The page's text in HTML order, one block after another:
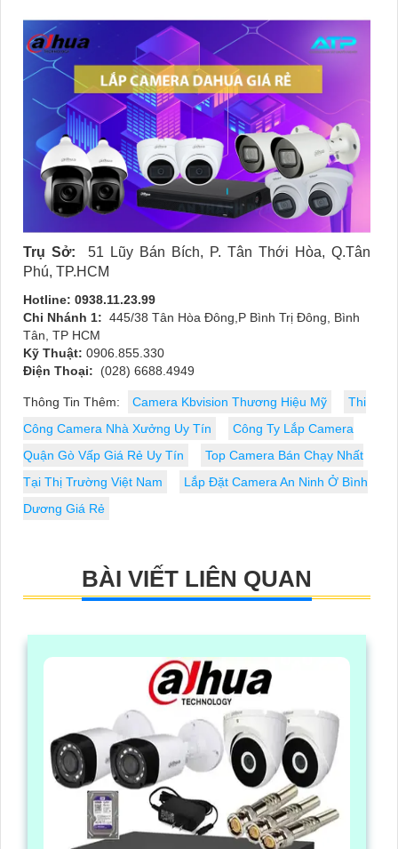
Trụ Sở:
51 Lũy Bán Bích, P. Tân Thới Hòa, Q.Tân
Phú, TP.HCM
Hotline: 0938.11.23.99
Chi Nhánh 1: 445/38 Tân Hòa Đông,P Bình Trị Đông, Bình
Tân, TP HCM
Kỹ Thuật: 0906.855.330
Điện Thoại:
(028) 6688.4949
Thông Tin Thêm: Camera Kbvision Thương Hiệu Mỹ
Thi
Công Camera Nhà Xưởng Uy Tín
Công Ty Lắp Camera
Quận Gò Vấp Giá Rẻ Uy Tín
Top Camera Bán Chạy Nhất
Tại Thị Trường Việt Nam
Lắp Đặt Camera An Ninh Ở Bình
Dương Giá Rẻ
BÀI VIẾT LIÊN QUAN